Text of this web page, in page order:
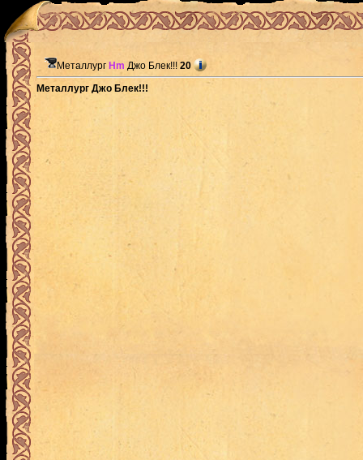
Металлург Hm Джо Блек!!! 20
Металлург Джо Блек!!!